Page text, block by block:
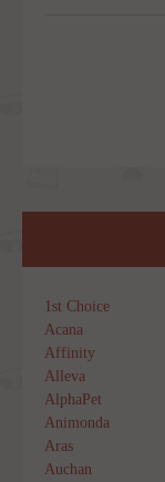
1st Choice
Acana
Affinity
Alleva
AlphaPet
Animonda
Aras
Auchan